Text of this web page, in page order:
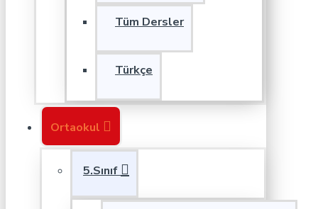
Tüm Dersler
Türkçe
Ortaokul
5.Sınıf